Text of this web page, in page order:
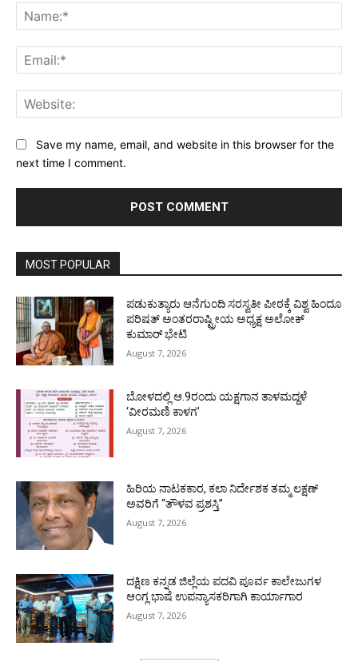
Save my name, email, and website in this browser for the
next time I comment.
MOST POPULAR
ಪಡುಕುತ್ಯಾರು ಆನೆಗುಂದಿ ಸರಸ್ವತೀ ಪೀಠಕ್ಕೆ ವಿಶ್ವ ಹಿಂದೂ
ಪರಿಷತ್ ಅಂತರರಾಷ್ಟ್ರೀಯ ಅಧ್ಯಕ್ಷ ಅಲೋಕ್
ಕುಮಾರ್ ಭೇಟಿ
August 7, 2026
ಬೋಳದಲ್ಲಿ ಆ.9ರಂದು ಯಕ್ಷಗಾನ ತಾಳಮದ್ದಳೆ
‘ವೀರಮಣಿ ಕಾಳಗ’
August 7, 2026
ಹಿರಿಯ ನಾಟಕಕಾರ, ಕಲಾ ನಿರ್ದೇಶಕ ತಮ್ಮ ಲಕ್ಷಣ್
ಅವರಿಗೆ “ತೌಳವ ಪ್ರಶಸ್ತಿ”
August 7, 2026
ದಕ್ಷಿಣ ಕನ್ನಡ ಜಿಲ್ಲೆಯ ಪದವಿ ಪೂರ್ವ ಕಾಲೇಜುಗಳ
ಆಂಗ್ಲ ಭಾಷೆ ಉಪನ್ಯಾಸಕರಿಗಾಗಿ ಕಾರ್ಯಾಗಾರ
August 7, 2026